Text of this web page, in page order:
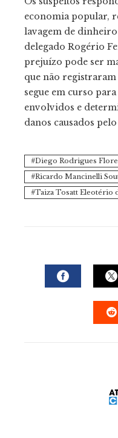
economia popular,
lavagem de
delegado Rogério
prejuízo pode ser
que não
segue em curso
envolvidos e
danos causados
Diego Rodrigues
Ricardo Mancinelli
Taiza Tosatt Eleotério